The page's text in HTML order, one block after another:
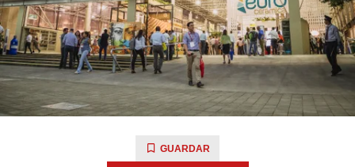
GUARDAR